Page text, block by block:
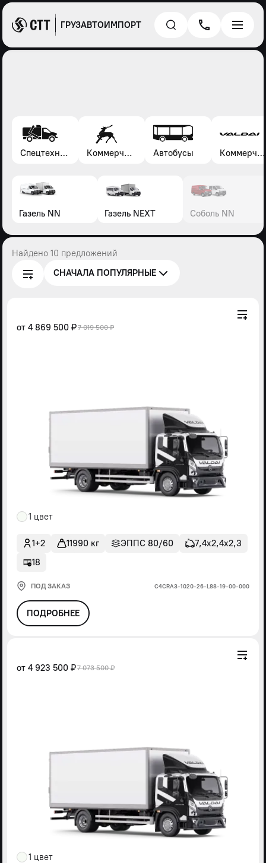
ГРУЗАВТОИМПОРТ
Спецтехника* Коммерческие автомобили Газель, Соболь, Газон Автобусы Коммерческие автомобили Валдай
Газель NN Газель NEXT Соболь NN
Найдено 10 предложений
СНАЧАЛА ПОПУЛЯРНЫЕ
от 4 869 500 ₽7 019 500 ₽
1 цвет
1+2 11990 кг ЭППС 80/60
7,4х2,4х2,3
18
ПОД ЗАКАЗ С4СRА3-1020-26-L88-19-00-000
ПОДРОБНЕЕ
от 4 923 500 ₽7 073 500 ₽
1 цвет